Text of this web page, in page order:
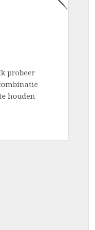
probeer
houden